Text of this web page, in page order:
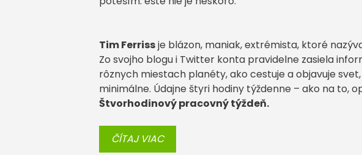
Tim Ferrissje blázon, maniak, extrémista, ktoré
Zo svojho blogu i Twitter konta pravidelne zasiela
rôznych miestach planéty, ako cestuje a objavuje
minimálne. Údajne štyri hodiny týždenne – ako na to,
Štvorhodinový pracovný týždeň.
ČÍTAJ VIAC